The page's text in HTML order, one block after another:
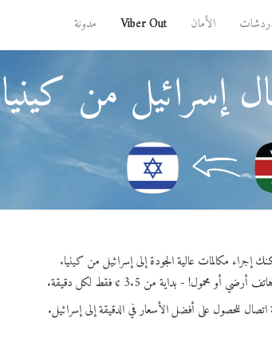
الأمان Viber Out مدونة
إسرائيل من كينيا
محمول! - بداية من 3.5 ¢ فقط لكل دقيقة.
للحصول على أفضل الأسعار في الدقيقة إلى إسرائيل.